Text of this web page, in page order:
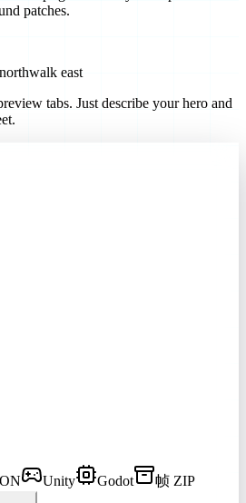
patches.
walk east
tabs. Just describe your hero and
Unity Godot 帧 ZIP